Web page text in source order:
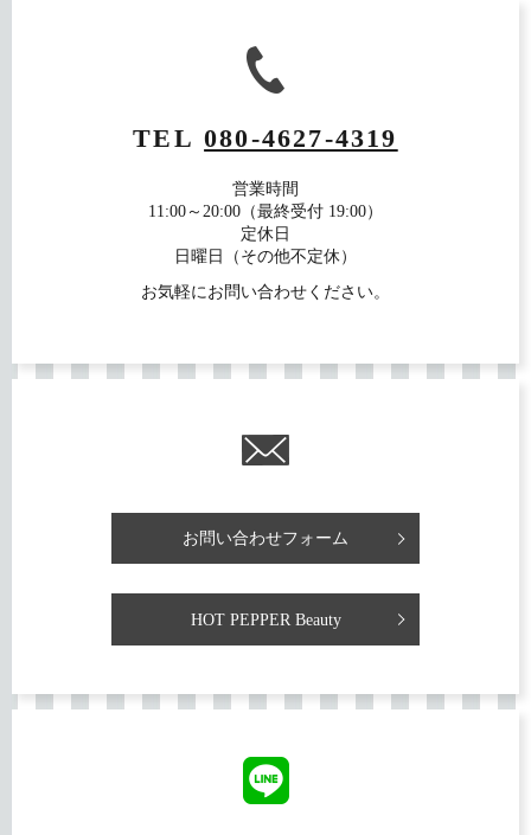
TEL080-4627-4319
営業時間
11:00～20:00（最終受付 19:00）
定休日
日曜日（その他不定休）
お気軽にお問い合わせください。
お問い合わせフォーム
HOT PEPPER Beauty